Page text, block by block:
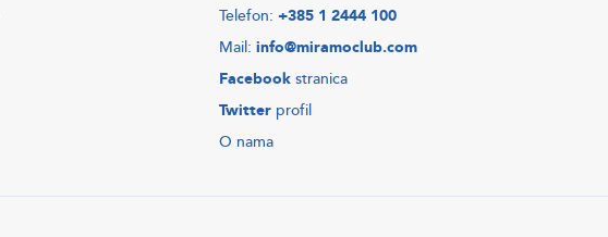
Telefon: +385 1 2444 100
Mail: info@miramoclub.com
Facebook stranica
Twitter profil
O nama